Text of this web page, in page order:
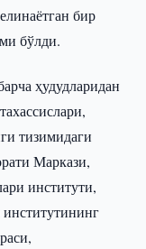
бир
бўлди.
ҳудудларидан
тизимидаги
Маркази,
институти,